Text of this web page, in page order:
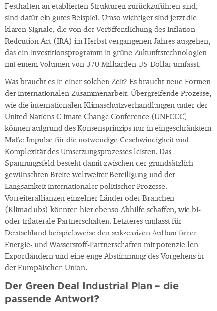
Festhalten an etablierten Strukturen zurückzuführen sind,
sind dafür ein gutes Beispiel. Umso wichtiger sind jetzt die
klaren Signale, die von der Veröffentlichung des Inflation
Redcution Act (IRA) im Herbst vergangenen Jahres ausgehen,
das ein Investitionsprogramm in grüne Zukunftstechnologien
mit einem Volumen von 370 Milliarden US-Dollar umfasst.
Was braucht es in einer solchen Zeit? Es braucht neue Formen
der internationalen Zusammenarbeit. Übergreifende Prozesse,
wie die internationalen Klimaschutzverhandlungen unter der
United Nations Climate Change Conference (UNFCCC)
können aufgrund des Konsensprinzips nur in eingeschränktem
Maße Impulse für die notwendige Geschwindigkeit und
Komplexität des Umsetzungsprozesses leisten. Das
Spannungsfeld besteht damit zwischen der grundsätzlich
gewünschten Breite weltweiter Beteiligung und der
Langsamkeit internationaler politischer Prozesse.
Vorreiterallianzen einzelner Länder oder Branchen
(Klimaclubs) könnten hier ebenso Abhilfe schaffen, wie bi-
oder trilaterale Partnerschaften. Letzteres umfasst für
Deutschland beispielsweise den sukzessiven Aufbau fairer
Energie- und Wasserstoff-Partnerschaften mit potenziellen
Exportländern und eine enge Abstimmung des Vorgehens in
der Europäischen Union.
Der Green Deal Industrial Plan – die
passende Antwort?